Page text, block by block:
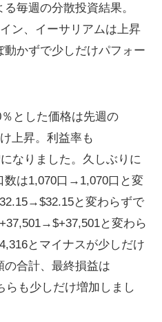
毎週の分散投資結果。
ン、イーサリアムは上昇
動かずで少しだけパフォー
とした価格は先週の
上昇。利益率も
なりました。久しぶりに
数は1,070口→1,070口と変
と変わらずで
と変わら
とマイナスが少しだけ
合計、最終損益は
も少しだけ増加しまし